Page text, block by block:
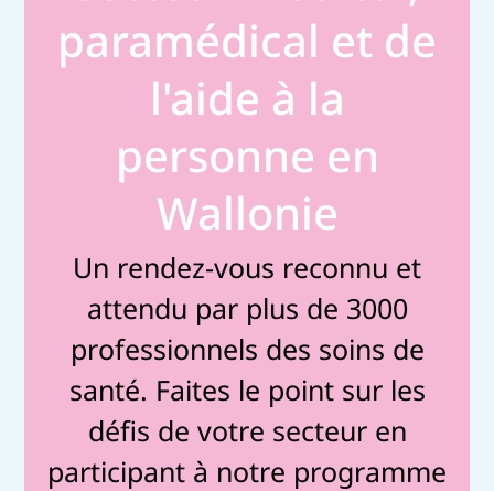
paramédical et de
l'aide à la
personne en
Wallonie
Un rendez-vous reconnu et
attendu par plus de 3000
professionnels des soins de
santé. Faites le point sur les
défis de votre secteur en
participant à notre programme